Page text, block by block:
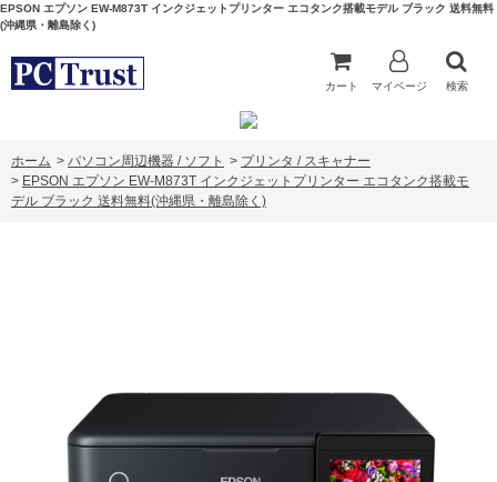
EPSON エプソン EW-M873T インクジェットプリンター エコタンク搭載モデル ブラック 送料無料
(沖縄県・離島除く)
カート マイページ 検索
ホーム > パソコン周辺機器 / ソフト > プリンタ / スキャナー
> EPSON エプソン EW-M873T インクジェットプリンター エコタンク搭載モ
デル ブラック 送料無料(沖縄県・離島除く)